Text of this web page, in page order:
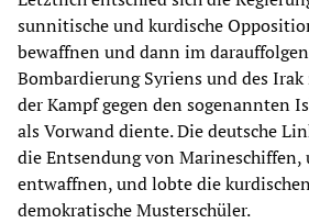
sunnitische und kurdische
bewaffnen und dann im
Bombardierung Syriens und des
der Kampf gegen den sogenannten
als Vorwand diente. Die deutsche
die Entsendung von Marineschiffen,
entwaffnen, und lobte die
demokratische Musterschüler.